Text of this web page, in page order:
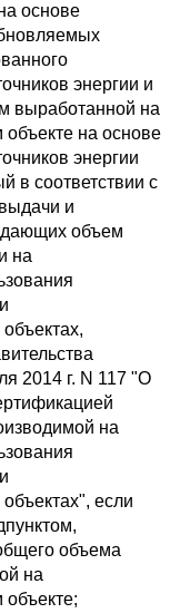
основе
энергии и
выработанной на
на основе
энергии
в соответствии с
и
объем
на
2014 г. N 117 "О
на
если
объема
на